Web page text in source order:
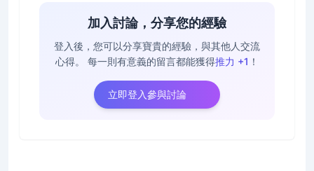
加入討論，分享您的經驗
登入後，您可以分享寶貴的經驗，與其他人交流
心得。
每一則有意義的留言都能獲得推力 +1 ！
立即登入參與討論